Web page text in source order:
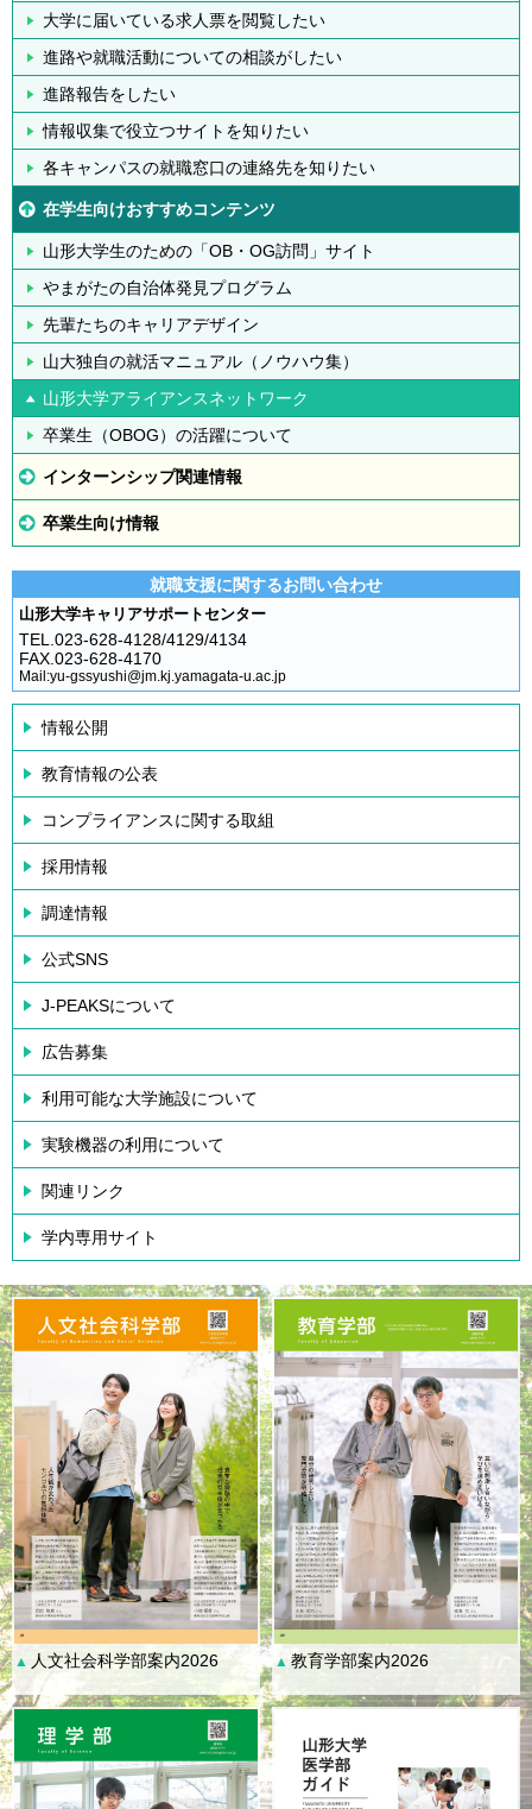
大学に届いている求人票を閲覧したい
進路や就職活動についての相談がしたい
進路報告をしたい
情報収集で役立つサイトを知りたい
各キャンパスの就職窓口の連絡先を知りたい
在学生向けおすすめコンテンツ
山形大学生のための「OB・OG訪問」サイト
やまがたの自治体発見プログラム
先輩たちのキャリアデザイン
山大独自の就活マニュアル（ノウハウ集）
山形大学アライアンスネットワーク
卒業生（OBOG）の活躍について
インターンシップ関連情報
卒業生向け情報
就職支援に関するお問い合わせ
山形大学キャリアサポートセンター
TEL.023-628-4128/4129/4134
FAX.023-628-4170
Mail:yu-gssyushi@jm.kj.yamagata-u.ac.jp
情報公開
教育情報の公表
コンプライアンスに関する取組
採用情報
調達情報
公式SNS
J-PEAKSについて
広告募集
利用可能な大学施設について
実験機器の利用について
関連リンク
学内専用サイト
▲ 人文社会科学部案内2026 ▲ 教育学部案内2026